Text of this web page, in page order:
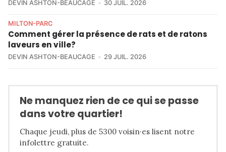
DEVIN ASHTON-BEAUCAGE 30 JUIL. 2026
MILTON-PARC
Comment gérer la présence de rats et de ratons
laveurs en ville?
DEVIN ASHTON-BEAUCAGE 29 JUIL. 2026
Ne manquez rien de ce qui se passe
dans votre quartier!
Chaque jeudi, plus de 5300 voisin·es lisent notre
infolettre gratuite.